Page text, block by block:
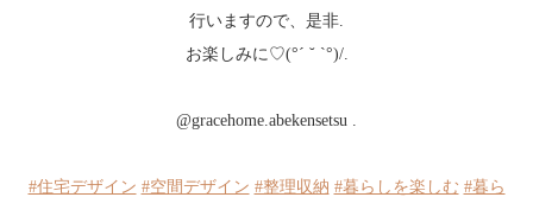
行いますので、是非.
お楽しみに♡︎(°´ ˘ `°)/.
@gracehome.abekensetsu .
#住宅デザイン #空間デザイン #整理収納 #暮らしを楽しむ #暮ら